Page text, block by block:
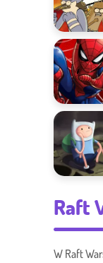
Cios
Pościg za
Mysterio
Raft
W Raft